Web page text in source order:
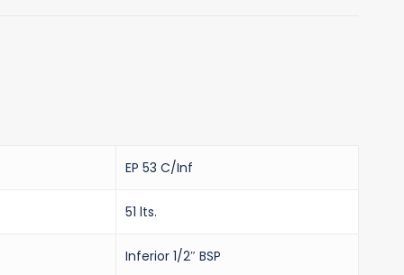
EP 53 C/Inf
51 lts.
Inferior 1/2″ BSP